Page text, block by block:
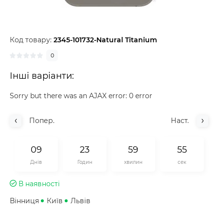
Код товару: 2345-101732-Natural Titanium
0
Інші варіанти:
Sorry but there was an AJAX error: 0 error
Попер. Наст.
09
Днів
23
Годин
59
хвилин
55
сек
В наявності
Вінниця
Київ Львів